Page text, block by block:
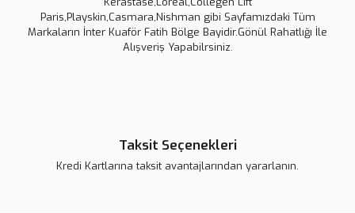
Paris,Playskin,Casmara,Nishman gibi Sayfamızdaki Tüm
Markaların İnter Kuaför Fatih Bölge Bayidir.Gönül Rahatlığı İle
Alışveriş Yapabilrsiniz.
Taksit Seçenekleri
Kredi Kartlarına taksit avantajlarından yararlanın.